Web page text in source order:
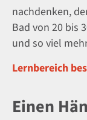
nachdenken,
Bad von 20 bis
und so viel
Lernbereich
Einen